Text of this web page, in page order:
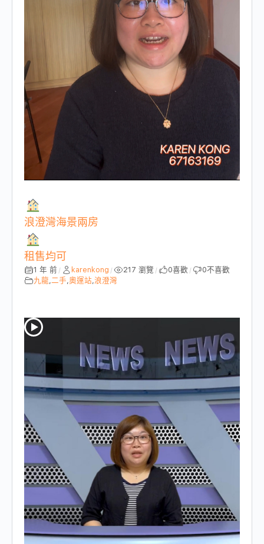
浪澄灣海景兩房
租售均可
1 年 前 / karenkong / 217 瀏覽 / 0喜歡 / 0不喜歡
九龍,二手,奧運站,浪澄灣